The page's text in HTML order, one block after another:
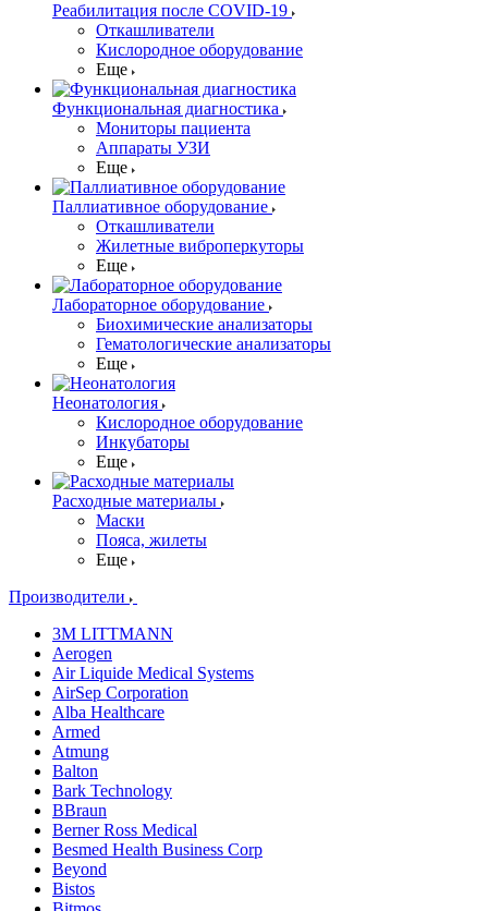
Реабилитация после COVID-19
Откашливатели
Кислородное оборудование
Еще
Функциональная диагностика
Мониторы пациента
Аппараты УЗИ
Еще
Паллиативное оборудование
Откашливатели
Жилетные виброперкуторы
Еще
Лабораторное оборудование
Биохимические анализаторы
Гематологические анализаторы
Еще
Неонатология
Кислородное оборудование
Инкубаторы
Еще
Расходные материалы
Маски
Пояса, жилеты
Еще
Производители
3M LITTMANN
Aerogen
Air Liquide Medical Systems
AirSep Corporation
Alba Healthcare
Armed
Atmung
Balton
Bark Technology
BBraun
Berner Ross Medical
Besmed Health Business Corp
Beyond
Bistos